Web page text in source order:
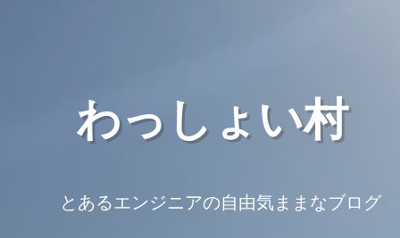
わっしょい村
とあるエンジニアの自由気ままなブログ